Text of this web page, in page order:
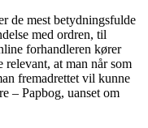
de mest betydningsfulde
med ordren, til
forhandleren kører
relevant, at man når som
fremadrettet vil kunne
– Papbog, uanset om